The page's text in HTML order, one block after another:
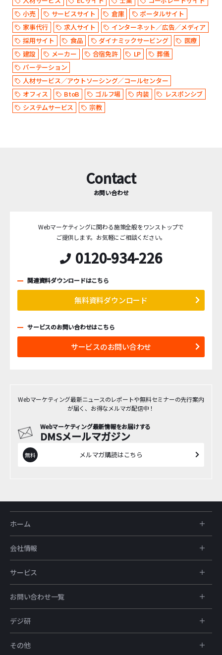
小売
サービスサイト 倉庫
ポータルサイト
家事代行
求人サイト
インターネット／広告／メディア
採用サイト
食品 ダイナミックサービング
医療
建設
メーカー 合宿免許 LP
葬儀
パーテーション
人材サービス／アウトソーシング／コールセンター
オフィス
BtoB ゴルフ場 内装
レスポンシブ
システムサービス
宗教
Contact
お問い合わせ
Webマーケティングに関わる施策全般をワンストップで
ご提供します。 お気軽にご相談ください。
0120-934-226
関連資料ダウンロードはこちら
無料資料ダウンロード
サービスのお問い合わせはこちら
サービスのお問い合わせ
Webマーケティング最新ニュースのレポートや無料セミナーの先行案内
が届く、お得なメルマガ配信中！
Webマーケティング最新情報をお届けする
DMSメールマガジン
メルマガ購読はこちら
ホーム
会社情報
サービス
お問い合わせ一覧
デジ研
その他